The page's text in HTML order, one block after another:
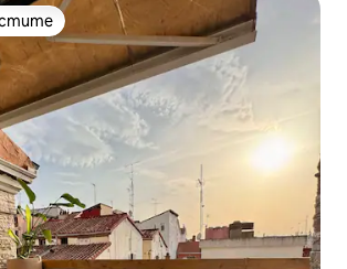
избор на гостите